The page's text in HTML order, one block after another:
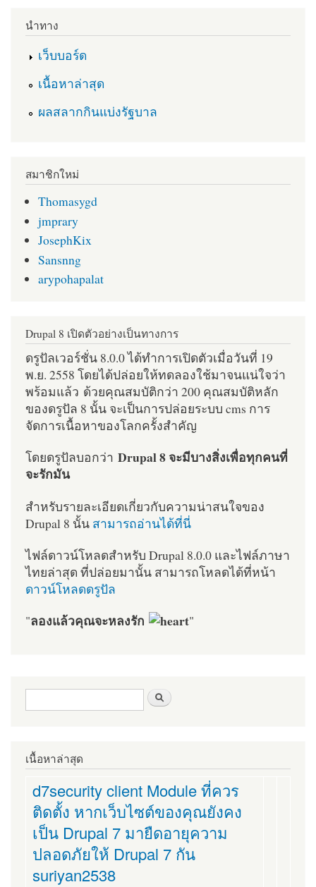
นำทาง
เว็บบอร์ด
เนื้อหาล่าสุด
ผลสลากกินแบ่งรัฐบาล
สมาชิกใหม่
Thomasygd
jmprary
JosephKix
Sansnng
arypohapalat
Drupal 8 เปิดตัวอย่างเป็นทางการ
ดรูปัลเวอร์ชั่น 8.0.0 ได้ทำการเปิดตัวเมื่อวันที่ 19
พ.ย. 2558 โดยได้ปล่อยให้ทดลองใช้มาจนแน่ใจว่า
พร้อมแล้ว ด้วยคุณสมบัติกว่า 200 คุณสมบัติหลัก
ของดรูปัล 8 นั้น จะเป็นการปล่อยระบบ cms การ
จัดการเนื้อหาของโลกครั้งสำคัญ
โดยดรูปัลบอกว่า Drupal 8 จะมีบางสิ่งเพื่อทุกคนที่
จะรักมัน
สำหรับรายละเอียดเกี่ยวกับความน่าสนใจของ
Drupal 8 นั้น สามารถอ่านได้ที่นี่
ไฟล์ดาวน์โหลดสำหรับ Drupal 8.0.0 และไฟล์ภาษา
ไทยล่าสุด ที่ปล่อยมานั้น สามารถโหลดได้ที่หน้า
ดาวน์โหลดดรูปัล
"ลองแล้วคุณจะหลงรัก "
ฟอร์มค้นหา
เนื้อหาล่าสุด
d7security client Module ที่ควร
ติดตั้ง หากเว็บไซต์ของคุณยังคง
เป็น Drupal 7 มายืดอายุความ
ปลอดภัยให้ Drupal 7 กัน
suriyan2538